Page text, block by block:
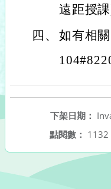
遠距授
四、 如有相
下架日期：
點閱數： 1132